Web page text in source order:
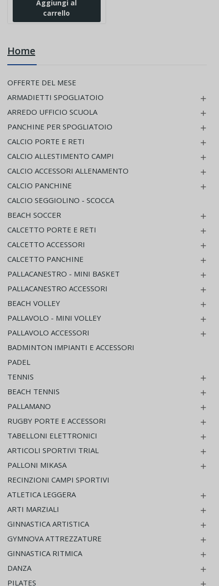
Home
OFFERTE DEL MESE
ARMADIETTI SPOGLIATOIO

ARREDO UFFICIO SCUOLA 
PANCHINE PER SPOGLIATOIO 
CALCIO PORTE E RETI 
CALCIO ALLESTIMENTO CAMPI 
CALCIO ACCESSORI ALLENAMENTO 
CALCIO PANCHINE 
CALCIO SEGGIOLINO - SCOCCA
BEACH SOCCER

CALCETTO PORTE E RETI 
CALCETTO ACCESSORI 
CALCETTO PANCHINE 
PALLACANESTRO - MINI BASKET 
PALLACANESTRO ACCESSORI 
BEACH VOLLEY 
PALLAVOLO - MINI VOLLEY 
PALLAVOLO ACCESSORI 
BADMINTON IMPIANTI E ACCESSORI
PADEL
TENNIS

BEACH TENNIS 
PALLAMANO 
RUGBY PORTE E ACCESSORI 
TABELLONI ELETTRONICI 
ARTICOLI SPORTIVI TRIAL 
PALLONI MIKASA 
RECINZIONI CAMPI SPORTIVI
ATLETICA LEGGERA

ARTI MARZIALI 
GINNASTICA ARTISTICA 
GYMNOVA ATTREZZATURE 
GINNASTICA RITMICA 
DANZA 
PILATES 
Aggiungi al
carrello